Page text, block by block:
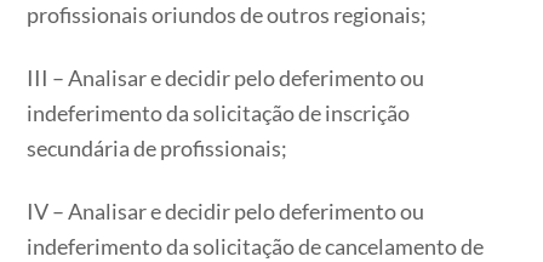
profissionais oriundos de outros regionais;
III – Analisar e decidir pelo deferimento ou
indeferimento da solicitação de inscrição
secundária de profissionais;
IV – Analisar e decidir pelo deferimento ou
indeferimento da solicitação de cancelamento de